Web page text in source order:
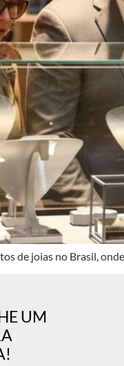
de joias no Brasil,
UM